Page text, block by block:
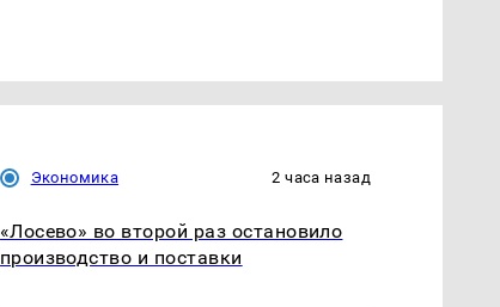
Экономика 2 часа назад
«Лосево» во второй раз остановило
производство и поставки